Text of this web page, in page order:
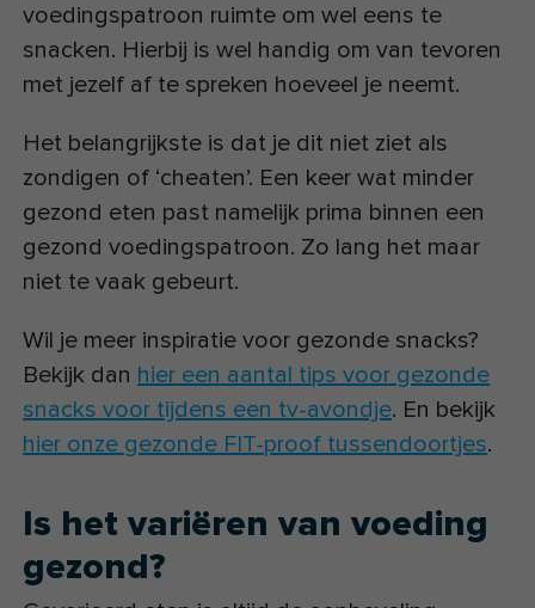
voedingspatroon ruimte om wel eens te
snacken. Hierbij is wel handig om van tevoren
met jezelf af te spreken hoeveel je neemt.
Het belangrijkste is dat je dit niet ziet als
zondigen of ‘cheaten’. Een keer wat minder
gezond eten past namelijk prima binnen een
gezond voedingspatroon. Zo lang het maar
niet te vaak gebeurt.
Wil je meer inspiratie voor gezonde snacks?
Bekijk dan hier een aantal tips voor gezonde
snacks voor tijdens een tv-avondje. En bekijk
hier onze gezonde FIT-proof tussendoortjes.
Is het variëren van voeding
gezond?